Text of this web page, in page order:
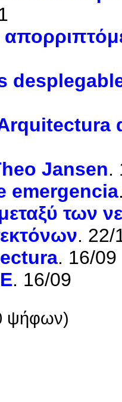
Jansen.
emergencia
των
. 22/
. 16/09
. 16/09
ψήφων)